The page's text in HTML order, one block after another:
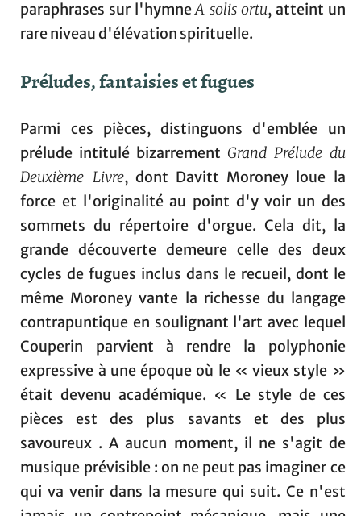
paraphrases sur l'hymneA solis ortu, atteint un
rare niveau d'élévation spirituelle.
Préludes, fantaisies et fugues
Parmi ces pièces, distinguons d'emblée un
prélude intitulé bizarrement Grand Prélude du
Deuxième Livre, dont Davitt Moroney loue la
force et l'originalité au point d'y voir un des
sommets du répertoire d'orgue. Cela dit, la
grande découverte demeure celle des deux
cycles de fugues inclus dans le recueil, dont le
même Moroney vante la richesse du langage
contrapuntique en soulignant l'art avec lequel
Couperin parvient à rendre la polyphonie
expressive à une époque où le « vieux style »
était devenu académique. « Le style de ces
pièces est des plus savants et des plus
savoureux . A aucun moment, il ne s'agit de
musique prévisible : on ne peut pas imaginer ce
qui va venir dans la mesure qui suit. Ce n'est